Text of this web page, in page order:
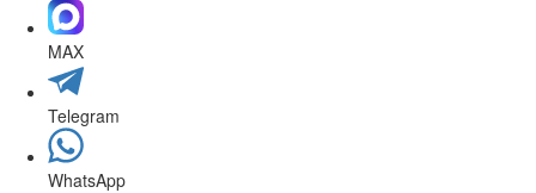
MAX
Telegram
WhatsApp